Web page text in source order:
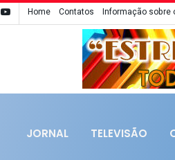
Home Contatos Informação sobre
JORNAL TELEVISÃO